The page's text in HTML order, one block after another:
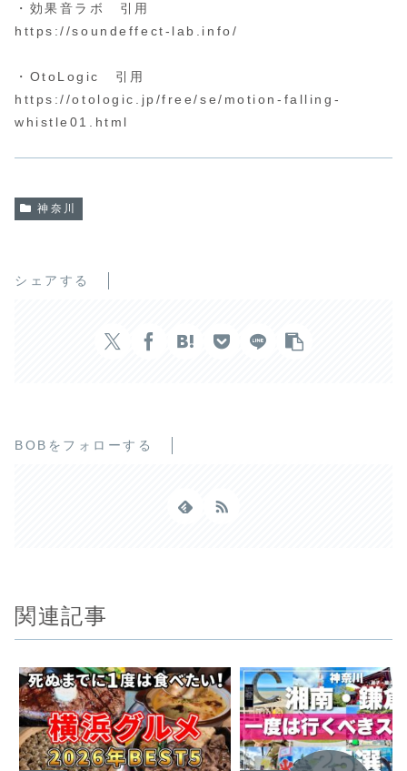
・効果音ラボ 引用
https://soundeffect-lab.info/
・OtoLogic 引用
https://otologic.jp/free/se/motion-falling-
whistle01.html
神奈川
シェアする
BOBをフォローする
関連記事